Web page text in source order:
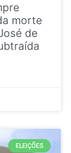
morte
de
ELEIÇÕES